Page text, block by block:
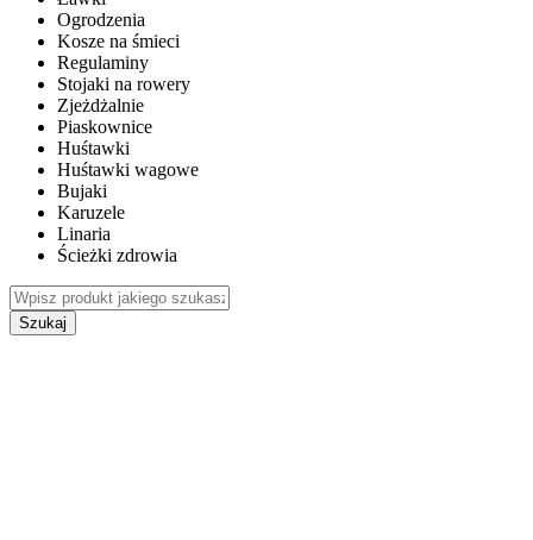
Ogrodzenia
Kosze na śmieci
Regulaminy
Stojaki na rowery
Zjeżdżalnie
Piaskownice
Huśtawki
Huśtawki wagowe
Bujaki
Karuzele
Linaria
Ścieżki zdrowia
Szukaj